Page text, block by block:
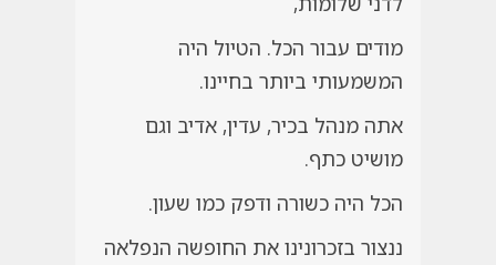
מודים עבור הכל. הטיול היה
המשמעותי ביותר בחיינו.
אתה מנהל בכיר, עדין, אדיב וגם
מושיט כתף.
הכל היה כשורה ודפק כמו שעון.
ננצור בזכרונינו את החופשה הנפלאה